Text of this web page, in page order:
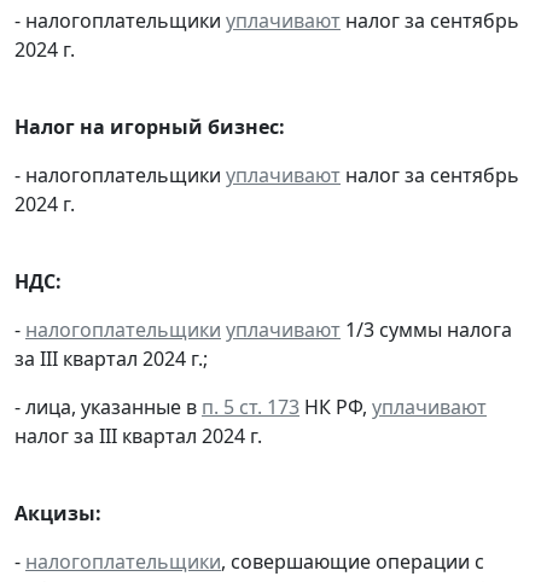
- налогоплательщики уплачивают налог за сентябрь
2024 г.
Налог на игорный бизнес:
- налогоплательщики уплачивают налог за сентябрь
2024 г.
НДС:
- налогоплательщики уплачивают 1/3 суммы налога
за III квартал 2024 г.;
- лица, указанные в п. 5 ст. 173 НК РФ, уплачивают
налог за III квартал 2024 г.
Акцизы:
- налогоплательщики, совершающие операции с